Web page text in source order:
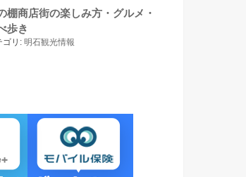
棚商店街の楽しみ方・グルメ・
歩き
ゴリ: 明石観光情報